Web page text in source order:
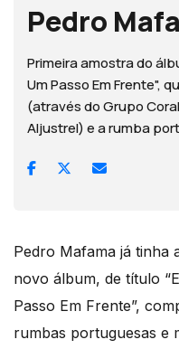
Pedro
Primeira amostra do
Um Passo Em Frente",
(através do Grupo
Aljustrel) e a rumba
Pedro Mafama já tinha
novo álbum, de título
Passo Em Frente”,
rumbas portuguesas e